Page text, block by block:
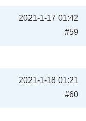
2021-1-17 01:42
#59
2021-1-18 01:21
#60